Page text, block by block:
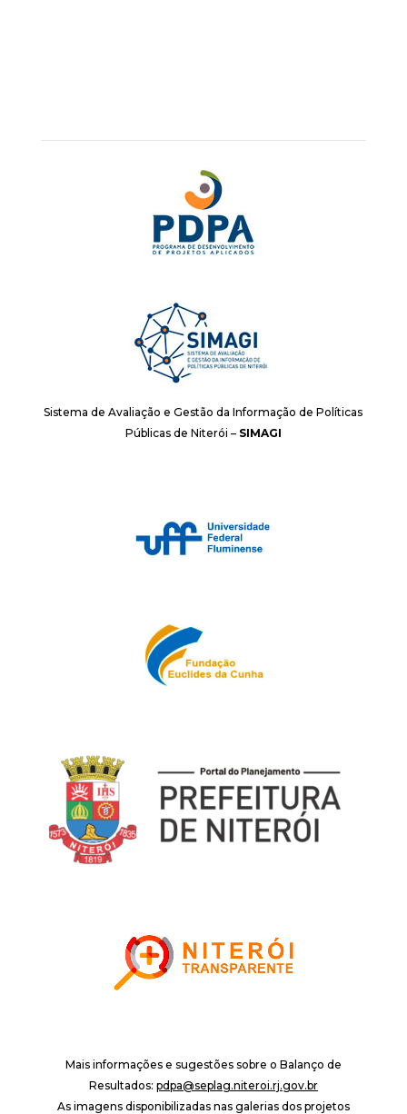
Sistema de Avaliação e Gestão da Informação de Políticas
Públicas de Niterói – SIMAGI
Mais informações e sugestões sobre o Balanço de
Resultados: pdpa@seplag.niteroi.rj.gov.br
As imagens disponibilizadas nas galerias dos projetos